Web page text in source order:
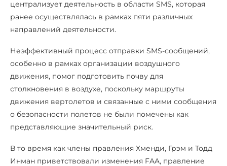
централизует деятельность в области SMS, которая
ранее осуществлялась в рамках пяти различных
направлений деятельности.
Неэффективный процесс отправки SMS-сообщений,
особенно в рамках организации воздушного
движения, помог подготовить почву для
столкновения в воздухе, поскольку маршруты
движения вертолетов и связанные с ними сообщения
о безопасности полетов не были помечены как
представляющие значительный риск.
В то время как члены правления Хменди, Грэм и Тодд
Инман приветствовали изменения FAA, правление